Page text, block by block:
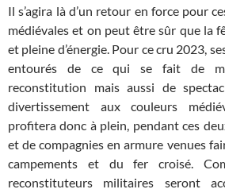
Il s’agira là d’un retour en force pour
médiévales et on peut être sûr que la
et pleine d’énergie. Pour ce cru 2023,
entourés de ce qui se fait de
reconstitution mais aussi de
divertissement aux couleurs
profitera donc à plein, pendant ces
et de compagnies en armure venues
campements et du fer croisé.
reconstituteurs militaires seront